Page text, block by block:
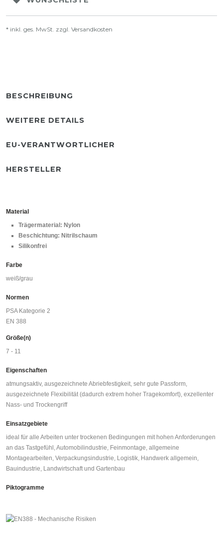
* inkl. ges. MwSt. zzgl. Versandkosten
BESCHREIBUNG
WEITERE DETAILS
EU-VERANTWORTLICHER
HERSTELLER
Material
Trägermaterial: Nylon
Beschichtung: Nitrilschaum
Silikonfrei
Farbe
weiß/grau
Normen
PSA Kategorie 2
EN 388
Größe(n)
7 - 11
Eigenschaften
atmungsaktiv, ausgezeichnete Abriebfestigkeit, sehr gute Passform,
ausgezeichnete Flexibilität (dadurch extrem hoher Tragekomfort), exzellenter
Nass- und Trockengriff
Einsatzgebiete
ideal für alle Arbeiten unter trockenen Bedingungen mit hohen Anforderungen
an das Tastgefühl, Automobil­industrie, Feinmontage, allgemeine
Montagearbeiten, Verpackungsindustrie, Logistik, Handwerk allgemein,
Bauindustrie, Landwirtschaft und Gartenbau
Piktogramme